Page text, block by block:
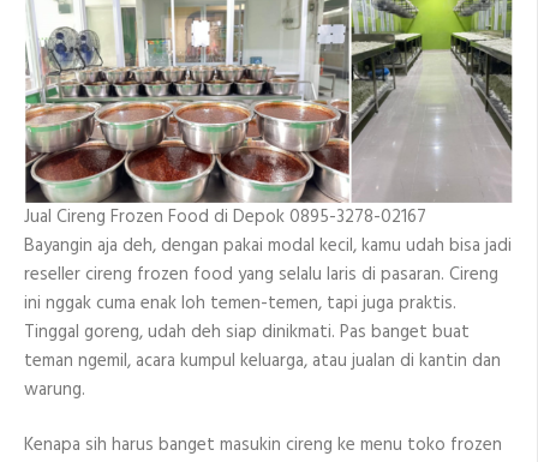
Jual Cireng Frozen Food di Depok 0895-3278-02167
Bayangin aja deh, dengan pakai modal kecil, kamu udah bisa jadi
reseller cireng frozen food yang selalu laris di pasaran. Cireng
ini nggak cuma enak loh temen-temen, tapi juga praktis.
Tinggal goreng, udah deh siap dinikmati. Pas banget buat
teman ngemil, acara kumpul keluarga, atau jualan di kantin dan
warung.
Kenapa sih harus banget masukin cireng ke menu toko frozen